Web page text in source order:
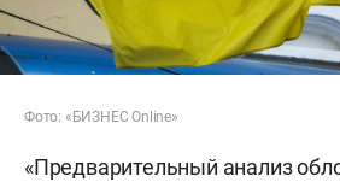
Фото: «БИЗНЕС Online»
«Предварительный анализ